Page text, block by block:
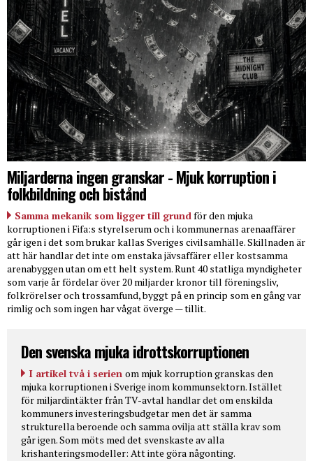
Miljarderna ingen granskar - Mjuk korruption i
folkbildning och bistånd
Samma mekanik som ligger till grundför den mjuka
korruptionen i Fifa:s styrelserum och i kommunernas arenaaffärer
går igen i det som brukar kallas Sveriges civilsamhälle. Skillnaden är
att här handlar det inte om enstaka jävsaffärer eller kostsamma
arenabyggen utan om ett helt system. Runt 40 statliga myndigheter
som varje år fördelar över 20 miljarder kronor till föreningsliv,
folkrörelser och trossamfund, byggt på en princip som en gång var
rimlig och som ingen har vågat överge — tillit.
Den svenska mjuka idrottskorruptionen
I artikel två i serien om mjuk korruption granskas den
mjuka korruptionen i Sverige inom kommunsektorn. Istället
för miljardintäkter från TV-avtal handlar det om enskilda
kommuners investeringsbudgetar men det är samma
strukturella beroende och samma ovilja att ställa krav som
går igen. Som möts med det svenskaste av alla
krishanteringsmodeller: Att inte göra någonting.